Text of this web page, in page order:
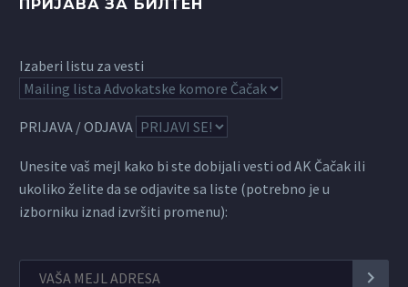
ПРИЈАВА ЗА БИЛТЕН
Izaberi listu za vesti
PRIJAVA / ODJAVA
Unesite vaš mejl kako bi ste dobijali vesti od AK Čačak ili
ukoliko želite da se odjavite sa liste (potrebno je u
izborniku iznad izvršiti promenu):